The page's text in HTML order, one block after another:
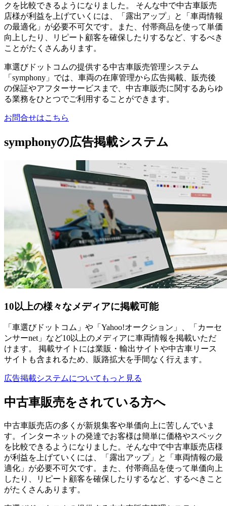
クを比較できるようになりました。 そんな中で中古車販売
店様が利益を上げていくには、「露出アップ」と「車両情報
の最適化」が必要不可欠です。また、付帯商品を使って単価
向上したり、リピート顧客を確保したりするなど、するべき
ことがたくさんあります。
車選びドットコムの提供する中古車販売管理システム
「symphony」では、車両の在庫管理から広告掲載、販売後
の保証やアフターサービスまで、中古車販売に関するあらゆ
る業務をひとつでご利用することができます。
お問合せはこちら
symphonyの広告掲載システム
10以上の様々なメディアに掲載可能
「車選びドットコム」や「Yahoo!オークション」、「カーセ
ンサーnet」など10以上のメディアに車両情報を掲載いただ
けます。 掲載サイトには業販・輸出サイトや中古車リース
サイトも含まれるため、販路拡大を手間なく行えます。
広告掲載システムについてもっと見る
中古車販売をされている方へ
中古車販売店の多くが新規集客や単価向上に苦しんでいま
す。インターネットの発達でお客様は簡単に価格やスペック
を比較できるようになりました。そんな中で中古車販売店様
が利益を上げていくには、「露出アップ」と「車両情報の最
適化」が必要不可欠です。また、付帯商品を使って単価向上
したり、リピート顧客を確保したりするなど、するべきこと
がたくさんあります。